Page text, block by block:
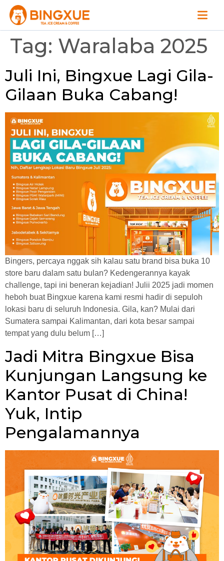
Tag: Waralaba 2025
Juli Ini, Bingxue Lagi Gila-
Gilaan Buka Cabang!
Bingers, percaya nggak sih kalau satu brand bisa buka 10
store baru dalam satu bulan? Kedengerannya kayak
challenge, tapi ini beneran kejadian! Julii 2025 jadi momen
heboh buat Bingxue karena kami resmi hadir di sepuloh
lokasi baru di seluruh Indonesia. Gila, kan? Mulai dari
Sumatera sampai Kalimantan, dari kota besar sampai
tempat yang dulu belum […]
Jadi Mitra Bingxue Bisa
Kunjungan Langsung ke
Kantor Pusat di China!
Yuk, Intip
Pengalamannya